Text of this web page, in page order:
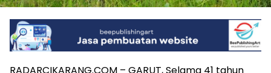
RADARCIKARANG.COM – GARUT, Selama 41 tahun